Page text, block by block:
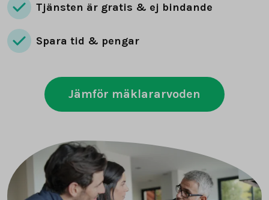
Tjänsten är gratis & ej bindande
Spara tid & pengar
Jämför mäklararvoden